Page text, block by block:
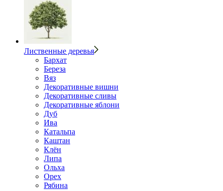
Лиственные деревья
Бархат
Береза
Вяз
Декоративные вишни
Декоративные сливы
Декоративные яблони
Дуб
Ива
Катальпа
Каштан
Клён
Липа
Ольха
Орех
Рябина